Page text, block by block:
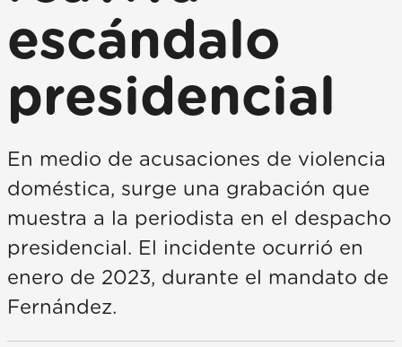
escándalo
presidencial
En medio de acusaciones de violencia
doméstica, surge una grabación que
muestra a la periodista en el despacho
presidencial. El incidente ocurrió en
enero de 2023, durante el mandato de
Fernández.